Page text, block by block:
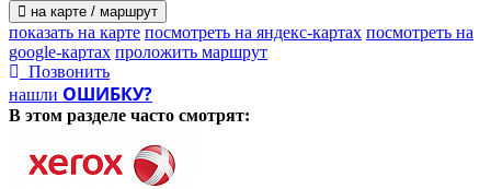
на карте / маршрут
показать на карте посмотреть на яндекс-картах посмотреть на
google-картах проложить маршрут
Позвонить
нашли ОШИБКУ?
В этом разделе часто смотрят: